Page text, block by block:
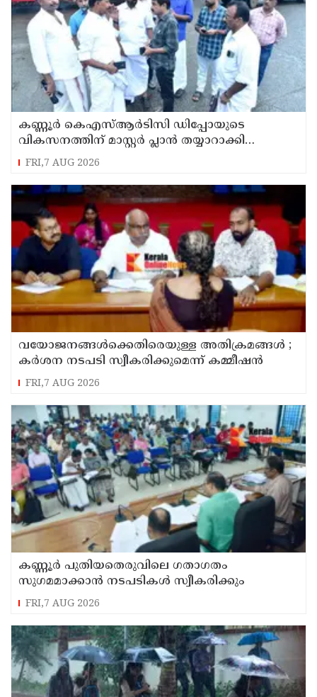
കണ്ണൂർ കെഎസ്ആർടിസി ഡിപ്പോയുടെ
വികസനത്തിന് മാസ്റ്റർ പ്ലാൻ തയ്യാറാക്കി
സമർപ്പിക്കും : ടി ഒ മോഹനൻ എം എൽ എ
FRI,7 AUG 2026
വയോജനങ്ങൾക്കെതിരെയുള്ള അതിക്രമങ്ങൾ ;
കർശന നടപടി സ്വീകരിക്കുമെന്ന് കമ്മീഷൻ
FRI,7 AUG 2026
കണ്ണൂർ പുതിയതെരുവിലെ ഗതാഗതം
സുഗമമാക്കാന്‍ നടപടികള്‍ സ്വീകരിക്കും
FRI,7 AUG 2026